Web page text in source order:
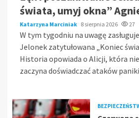
świata, umyj okna”
Katarzyna Marciniak 8 sierpnia 2026 27
W tym tygodniu na uwagę
Jelonek zatytułowana „Koniec
Historia opowiada o Alicji, która
zaczyna doświadczać ataków